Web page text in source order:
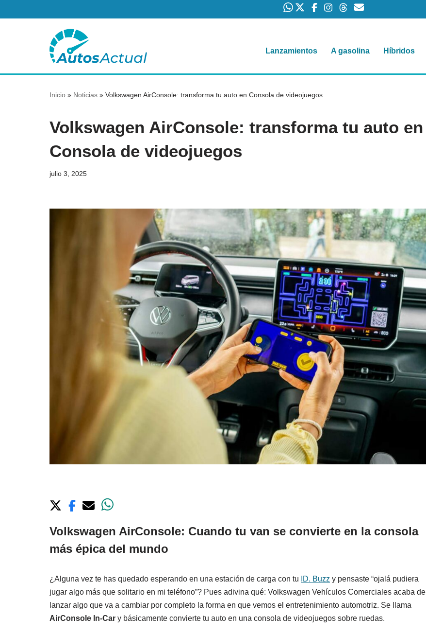
contenido
Lanzamientos A gasolina Híbridos
Inicio » Noticias » Volkswagen AirConsole: transforma tu auto en Consola de videojuegos
Volkswagen AirConsole: transforma tu auto en
Consola de videojuegos
julio 3, 2025
Volkswagen AirConsole: Cuando tu van se convierte en la consola
más épica del mundo
¿Alguna vez te has quedado esperando en una estación de carga con tu ID. Buzz y pensaste “ojalá pudiera
jugar algo más que solitario en mi teléfono”? Pues adivina qué: Volkswagen Vehículos Comerciales acaba de
lanzar algo que va a cambiar por completo la forma en que vemos el entretenimiento automotriz. Se llama
AirConsole In-Car y básicamente convierte tu auto en una consola de videojuegos sobre ruedas.